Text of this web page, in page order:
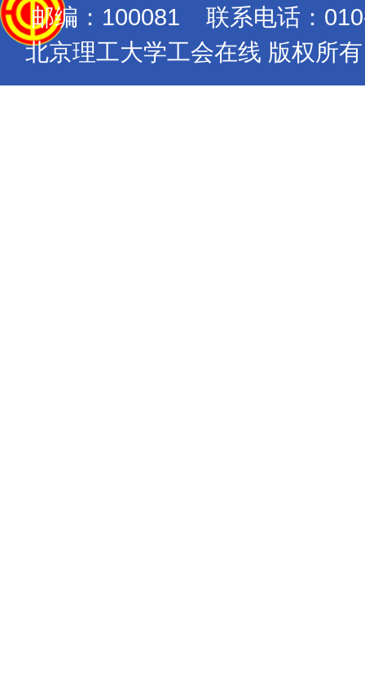
邮编：100081 联系电话：
北京理工大学工会在线 版权所